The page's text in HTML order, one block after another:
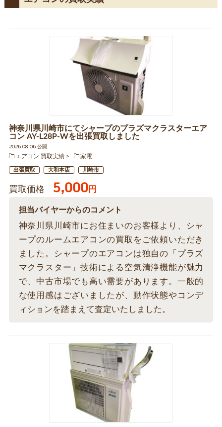
神奈川県川崎市にてシャープのプラズマクラスターエア
コン AY-L28P-Wを出張買取しました
2026.08.06 公開
エアコン 買取実績
家電
出張買取 大和本店 川崎市
買取価格 5,000円
担当バイヤーからのコメント
神奈川県川崎市にお住まいのお客様より、シャ
ープのルームエアコンの買取をご依頼いただき
ました。シャープのエアコンは独自の「プラズ
マクラスター」技術による空気清浄機能が魅力
で、中古市場でも高い需要があります。一般的
な使用感はございましたが、動作状態やコンデ
ィションを踏まえて査定いたしました。